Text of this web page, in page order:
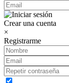
Crear una cuenta
×
Registrarme